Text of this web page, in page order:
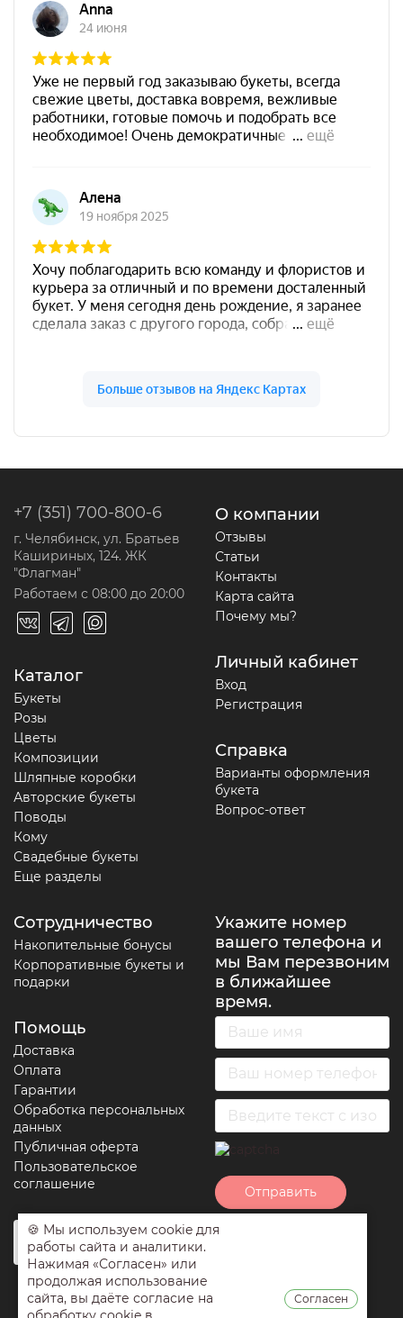
+7 (351) 700-800-6
г. Челябинск, ул. Братьев
Кашириных, 124. ЖК
"Флагман"
Работаем с 08:00 до 20:00
Каталог
Букеты
Розы
Цветы
Композиции
Шляпные коробки
Авторские букеты
Поводы
Кому
Свадебные букеты
Еще разделы
О компании
Отзывы
Статьи
Контакты
Карта сайта
Почему мы?
Личный кабинет
Вход
Регистрация
Справка
Варианты оформления
букета
Вопрос-ответ
Сотрудничество
Накопительные бонусы
Корпоративные букеты и
подарки
Помощь
Доставка
Оплата
Гарантии
Обработка персональных
данных
Публичная оферта
Пользовательское
соглашение
Укажите номер
вашего телефона и
мы Вам перезвоним
в ближайшее
время.
Отправить
условиями
обработки
🍪 Мы используем cookie для
работы сайта и аналитики.
Нажимая «Согласен» или
продолжая использование
сайта, вы даёте согласие на
Согласен